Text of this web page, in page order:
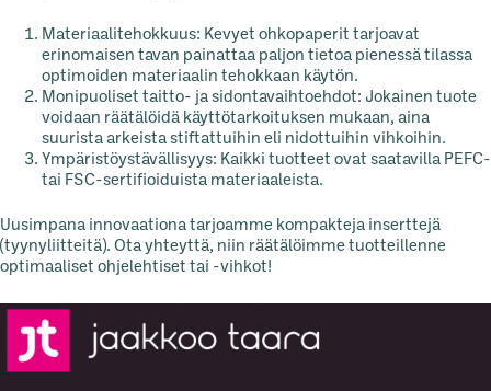
Materiaalitehokkuus: Kevyet ohkopaperit tarjoavat
erinomaisen tavan painattaa paljon tietoa pienessä tilassa
optimoiden materiaalin tehokkaan käytön.
Monipuoliset taitto- ja sidontavaihtoehdot: Jokainen tuote
voidaan räätälöidä käyttötarkoituksen mukaan, aina
suurista arkeista stiftattuihin eli nidottuihin vihkoihin.
Ympäristöystävällisyys: Kaikki tuotteet ovat saatavilla PEFC-
tai FSC-sertifioiduista materiaaleista.
Uusimpana innovaationa tarjoamme kompakteja inserttejä
(tyynyliitteitä). Ota yhteyttä, niin räätälöimme tuotteillenne
optimaaliset ohjelehtiset tai -vihkot!